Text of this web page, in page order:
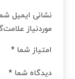
نشانی ایمیل
موردنیاز
امتیاز شما *
دیدگاه شما *